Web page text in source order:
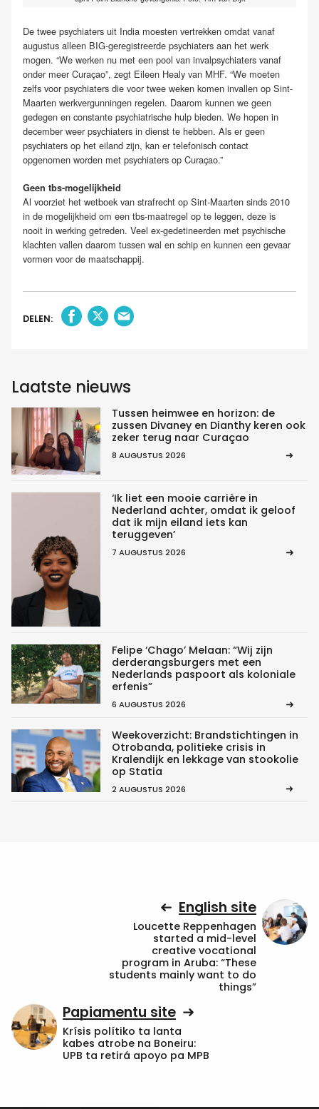
De twee psychiaters uit India moesten vertrekken omdat vanaf
augustus alleen BIG-geregistreerde psychiaters aan het werk
mogen. “We werken nu met een pool van invalpsychiaters vanaf
onder meer Curaçao”, zegt Eileen Healy van MHF. “We moeten
zelfs voor psychiaters die voor twee weken komen invallen op Sint-
Maarten werkvergunningen regelen. Daarom kunnen we geen
gedegen en constante psychiatrische hulp bieden. We hopen in
december weer psychiaters in dienst te hebben. Als er geen
psychiaters op het eiland zijn, kan er telefonisch contact
opgenomen worden met psychiaters op Curaçao.”
Geen tbs-mogelijkheid
Al voorziet het wetboek van strafrecht op Sint-Maarten sinds 2010
in de mogelijkheid om een tbs-maatregel op te leggen, deze is
nooit in werking getreden. Veel ex-gedetineerden met psychische
klachten vallen daarom tussen wal en schip en kunnen een gevaar
vormen voor de maatschappij.
DELEN:
Laatste nieuws
Tussen heimwee en horizon: de
zussen Divaney en Dianthy keren ook
zeker terug naar Curaçao
8 AUGUSTUS 2026
‘Ik liet een mooie carrière in
Nederland achter, omdat ik geloof
dat ik mijn eiland iets kan
teruggeven’
7 AUGUSTUS 2026
Felipe ‘Chago’ Melaan: “Wij zijn
derderangsburgers met een
Nederlands paspoort als koloniale
erfenis”
6 AUGUSTUS 2026
Weekoverzicht: Brandstichtingen in
Otrobanda, politieke crisis in
Kralendijk en lekkage van stookolie
op Statia
2 AUGUSTUS 2026
English site
Loucette Reppenhagen
started a mid-level
creative vocational
program in Aruba: “These
students mainly want to do
things”
Papiamentu site
Krísis polítiko ta lanta
kabes atrobe na Boneiru:
UPB ta retirá apoyo pa MPB